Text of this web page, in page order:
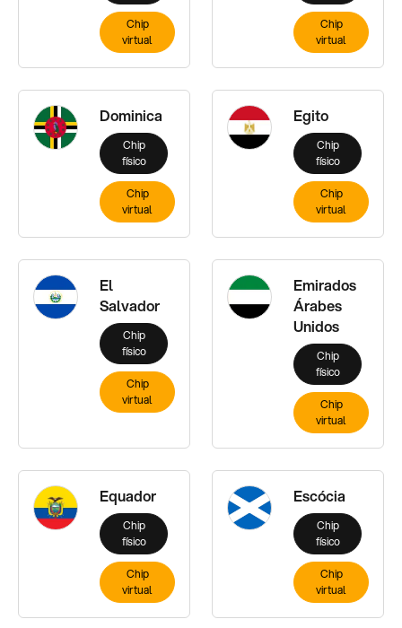
Chip
virtual
Chip
virtual
Dominica
Chip
físico
Chip
virtual
Egito
Chip
físico
Chip
virtual
El
Salvador
Chip
físico
Chip
virtual
Emirados
Árabes
Unidos
Chip
físico
Chip
virtual
Equador
Chip
físico
Chip
virtual
Escócia
Chip
físico
Chip
virtual